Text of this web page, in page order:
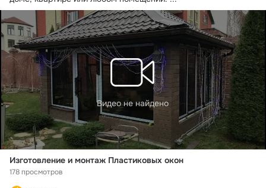
Видео не найдено
Изготовление и монтаж Пластиковых окон
178 просмотров